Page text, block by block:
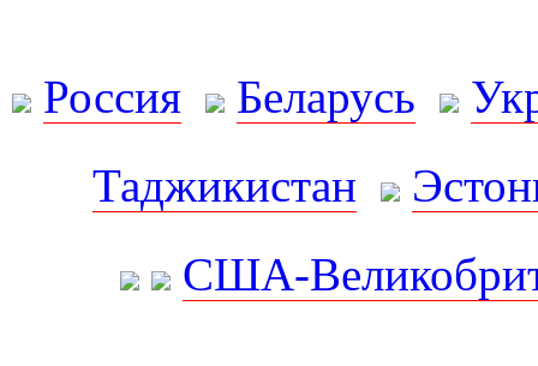
Россия Беларусь
Таджикистан
США-